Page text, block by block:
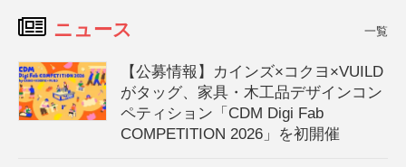
ニュース 一覧
【公募情報】カインズ×コクヨ×VUILD
がタッグ、家具・木工品デザインコン
ペティション「CDM Digi Fab
COMPETITION 2026」を初開催